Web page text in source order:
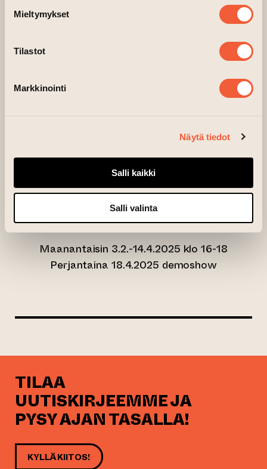
Mieltymykset
Tilastot
Markkinointi
Näytä tiedot
Salli kaikki
Salli valinta
improformaatit ja pitkän juonen kurominen
umpeen. Opettajana ja ohjaajana Kilpinen on
saanut kiitosta erityisesti hyvän ryhmähengen
ja lämpimän ilmapiirin luomisesta.
Kurssin tukijana toimii KSL Opintokeskus.
Kurssimaksu: 85 € (perushinta), 80 €
(alennushinta (opiskelijat, eläkeläiset,
työttömät), 75 € (jäsenhinta)
Kurssikerrat:
Maanantaisin 3.2.-14.4.2025 klo 16-18
Perjantaina 18.4.2025 demoshow
TILAA
UUTISKIRJEEMME JA
PYSY AJAN TASALLA!
KYLLÄ KIITOS!